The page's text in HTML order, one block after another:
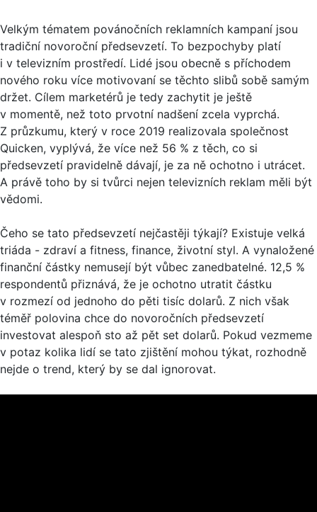
Velkým tématem povánočních reklamních kampaní jsou
tradiční novoroční předsevzetí. To bezpochyby platí
i v televizním prostředí. Lidé jsou obecně s příchodem
nového roku více motivovaní se těchto slibů sobě samým
držet. Cílem marketérů je tedy zachytit je ještě
v momentě, než toto prvotní nadšení zcela vyprchá.
Z průzkumu, který v roce 2019 realizovala společnost
Quicken, vyplývá, že více než 56 % z těch, co si
předsevzetí pravidelně dávají, je za ně ochotno i utrácet.
A právě toho by si tvůrci nejen televizních reklam měli být
vědomi.
Čeho se tato předsevzetí nejčastěji týkají? Existuje velká
triáda - zdraví a fitness, finance, životní styl. A vynaložené
finanční částky nemusejí být vůbec zanedbatelné. 12,5 %
respondentů přiznává, že je ochotno utratit částku
v rozmezí od jednoho do pěti tisíc dolarů. Z nich však
téměř polovina chce do novoročních předsevzetí
investovat alespoň sto až pět set dolarů. Pokud vezmeme
v potaz kolika lidí se tato zjištění mohou týkat, rozhodně
nejde o trend, který by se dal ignorovat.